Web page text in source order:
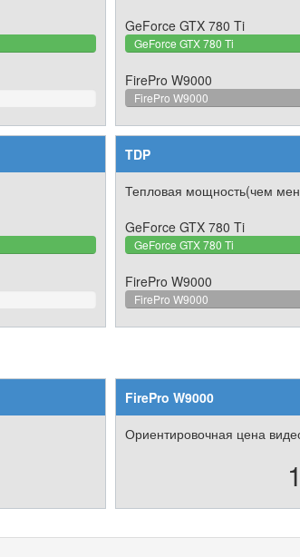
GeForce GTX 780 Ti
GeForce GTX 780 Ti
FirePro W9000
FirePro W9000
TDP
Тепловая мощность(чем
GeForce GTX 780 Ti
GeForce GTX 780 Ti
FirePro W9000
FirePro W9000
FirePro W9000
Ориентировочная цена